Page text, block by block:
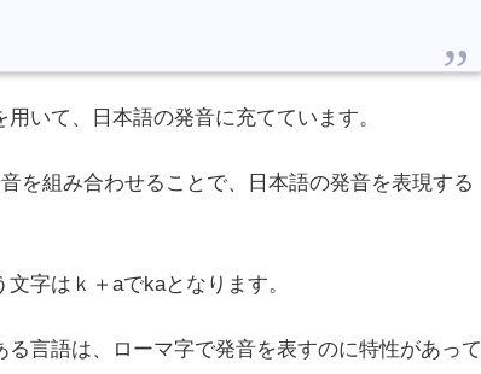
いて、日本語の発音に充てています。
を組み合わせることで、日本語の発音を表現する
字はｋ＋aでkaとなります。
言語は、ローマ字で発音を表すのに特性があって